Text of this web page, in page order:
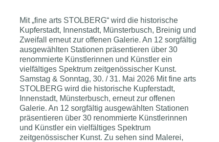
Mit „fine arts STOLBERG“ wird die historische
Kupferstadt, Innenstadt, Münsterbusch, Breinig und
Zweifall erneut zur offenen Galerie. An 12 sorgfältig
ausgewählten Stationen präsentieren über 30
renommierte Künstlerinnen und Künstler ein
vielfältiges Spektrum zeitgenössischer Kunst.
Samstag & Sonntag, 30. / 31. Mai 2026 Mit fine arts
STOLBERG wird die historische Kupferstadt,
Innenstadt, Münsterbusch, erneut zur offenen
Galerie. An 12 sorgfältig ausgewählten Stationen
präsentieren über 30 renommierte Künstlerinnen
und Künstler ein vielfältiges Spektrum
zeitgenössischer Kunst. Zu sehen sind Malerei,